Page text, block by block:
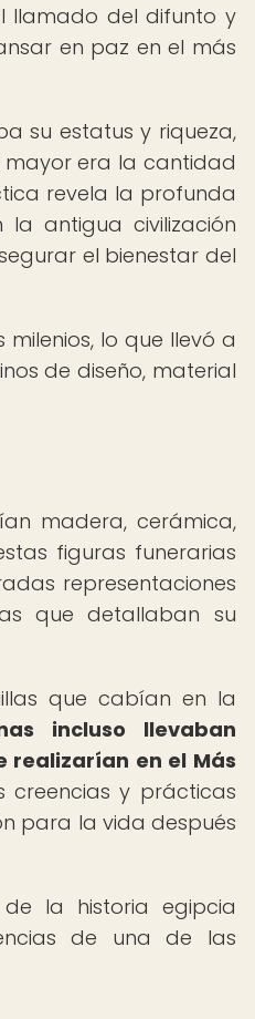
llamado del difunto y
en paz en el más
su estatus y riqueza,
mayor era la cantidad
revela la profunda
antigua civilización
el bienestar del
lo que llevó a
de diseño, material
madera, cerámica,
figuras funerarias
representaciones
que detallaban su
que cabían en la
incluso llevaban
en el Más
creencias y prácticas
para la vida después
la historia egipcia
de una de las